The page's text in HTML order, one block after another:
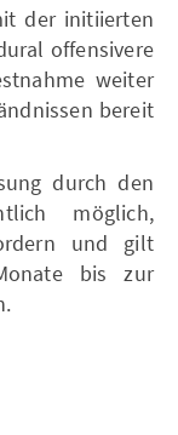
der initiierten
offensivere
weiter
bereit
durch den
möglich,
und gilt
bis zur